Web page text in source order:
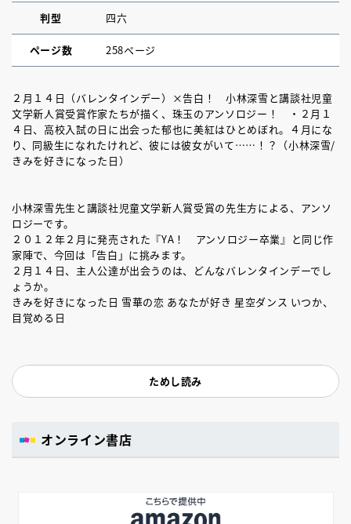
判型 四六
ページ数 258ページ
２月１４日（バレンタインデー）×告白！ 小林深雪と講談社児童
文学新人賞受賞作家たちが描く、珠玉のアンソロジー！ ・２月１
４日、高校入試の日に出会った郁也に美紅はひとめぼれ。４月にな
り、同級生になれたけれど、彼には彼女がいて……！？（小林深雪/
きみを好きになった日）
小林深雪先生と講談社児童文学新人賞受賞の先生方による、アンソ
ロジーです。
２０１２年２月に発売された『YA！ アンソロジー卒業』と同じ作
家陣で、今回は「告白」に挑みます。
２月１４日、主人公達が出会うのは、どんなバレンタインデーでし
ょうか。
きみを好きになった日 雪華の恋 あなたが好き 星空ダンス いつか、
目覚める日
ためし読み
オンライン書店